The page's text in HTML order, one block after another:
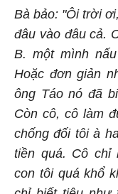
Bà bảo: "Ôi trời
đâu vào đâu cả.
B. một mình
Hoặc đơn giản
ông Táo nó đã
Còn cô, cô làm
chống đối tôi à
tiền quá. Cô chỉ
con tôi quá khổ
chỉ biết tiêu như